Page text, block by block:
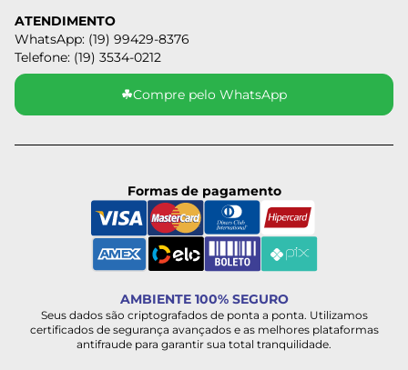
ATENDIMENTO
WhatsApp: (19) 99429-8376
Telefone: (19) 3534-0212
☘Compre pelo WhatsApp
Formas de pagamento
AMBIENTE 100% SEGURO
Seus dados são criptografados de ponta a ponta. Utilizamos
certificados de segurança avançados e as melhores plataformas
antifraude para garantir sua total tranquilidade.